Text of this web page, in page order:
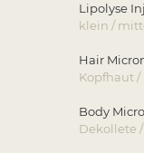
klein
Hair
Kopfhaut
Body
Dekollete